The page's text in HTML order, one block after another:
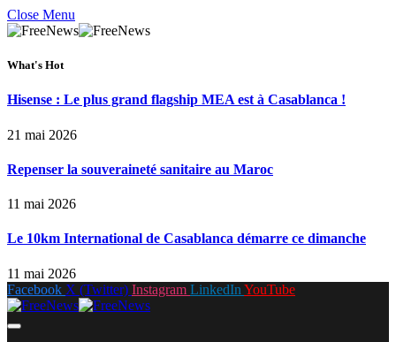
Close Menu
What's Hot
Hisense : Le plus grand flagship MEA est à Casablanca !
21 mai 2026
Repenser la souveraineté sanitaire au Maroc
11 mai 2026
Le 10km International de Casablanca démarre ce dimanche
11 mai 2026
Facebook X (Twitter) Instagram LinkedIn YouTube